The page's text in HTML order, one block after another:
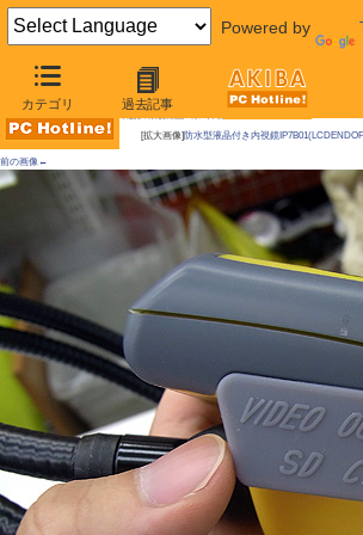
Powered by
カテゴリ 過去記事
AKIBA PC Hotline!
[拡大画像] 防水型液晶付き内視鏡
前の画像←